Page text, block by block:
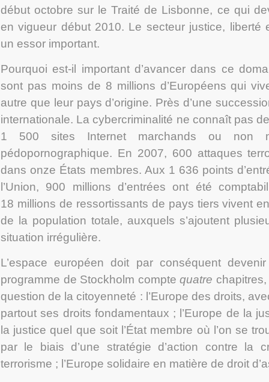
début octobre sur le Traité de Lisbonne, ce qui
en vigueur début 2010. Le secteur justice, liberté
un essor important.
Pourquoi est-il important d’avancer dans ce
sont pas moins de 8 millions d’Européens qui
autre que leur pays d’origine. Près d’une
internationale. La cybercriminalité ne connaît pas
1 500 sites Internet marchands ou non
pédopornographique. En 2007, 600 attaques
dans onze États membres. Aux 1 636 points
l’Union, 900 millions d’entrées ont été
18 millions de ressortissants de pays tiers vivent
de la population totale, auxquels s’ajoutent
situation irrégulière.
L’espace européen doit par conséquent
programme de Stockholm compte quatre
question de la citoyenneté : l’Europe des droits,
partout ses droits fondamentaux ; l’Europe de la
la justice quel que soit l’État membre où l’on se
par le biais d’une stratégie d’action contre la
terrorisme ; l’Europe solidaire en matière de droit